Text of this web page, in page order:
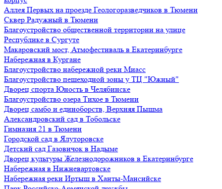
Аллея Первых на проезде Геологоразведчиков в Тюмени
Сквер Радужный в Тюмени
Благоустройство общественной территории на улице
Республике в Сургуте
Макаровский мост, Атмофестиваль в Екатеринбурге
Набережная в Кургане
Благоустройство набережной реки Миасс
Благоустройство пешеходной зоны у ТЦ "Южный"
Дворец спорта Юность в Челябинске
Благоустройство озера Тихое в Тюмени
Дворец самбо и единоборств, Верхняя Пышма
Александровский сад в Тобольске
Гимназия 21 в Тюмени
Городской сад в Ялуторовске
Детский сад Газовичок в Надыме
Дворец культуры Железнодорожников в Екатеринбурге
Набережная в Нижневартовске
Набережная реки Иртыш в Ханты-Мансийске